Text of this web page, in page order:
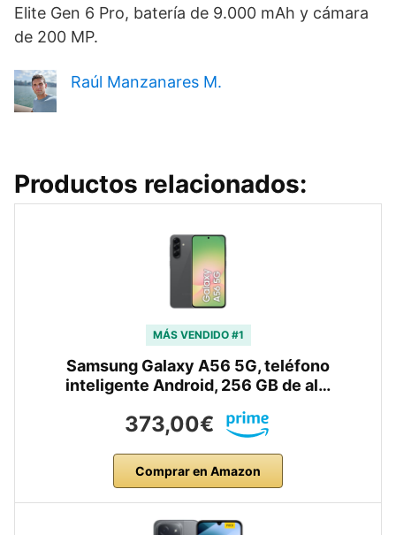
Elite Gen 6 Pro, batería de 9.000 mAh y cámara
de 200 MP.
Raúl Manzanares M.
Productos relacionados:
MÁS VENDIDO #1
Samsung Galaxy A56 5G, teléfono
inteligente Android, 256 GB de al…
373,00€
Comprar en Amazon